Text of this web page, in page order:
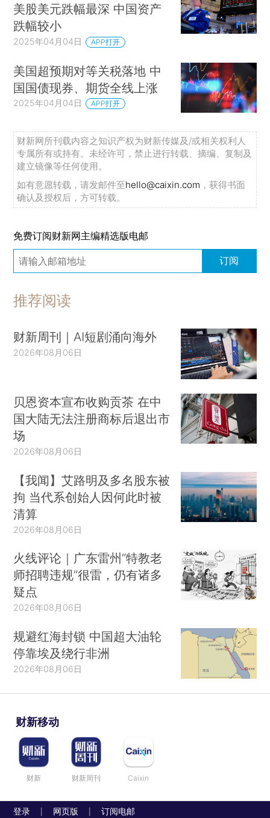
美股美元跌幅最深 中国资产
跌幅较小
2025年04月04日 APP打开
美国超预期对等关税落地 中
国国债现券、期货全线上涨
2025年04月04日 APP打开
财新网所刊载内容之知识产权为财新传媒及/或相关权利人
专属所有或持有。未经许可，禁止进行转载、摘编、复制及
建立镜像等任何使用。
如有意愿转载，请发邮件至hello@caixin.com ，获得书面
确认及授权后，方可转载。
免费订阅财新网主编精选版电邮
订阅
推荐阅读
财新周刊｜AI短剧涌向海外
2026年08月06日
贝恩资本宣布收购贡茶 在中
国大陆无法注册商标后退出市
场
2026年08月06日
【我闻】艾路明及多名股东被
拘 当代系创始人因何此时被
清算
2026年08月06日
火线评论｜广东雷州“特教老
师招聘违规”很雷，仍有诸多
疑点
2026年08月06日
规避红海封锁 中国超大油轮
停靠埃及绕行非洲
2026年08月06日
财新移动
财新 财新周刊 Caixin
登录 网页版 订阅电邮